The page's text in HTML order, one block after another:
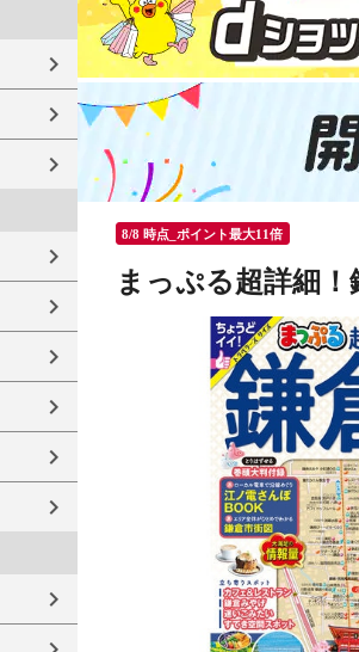
8/8 時点_ポイント最大11倍
まっぷる超詳細！